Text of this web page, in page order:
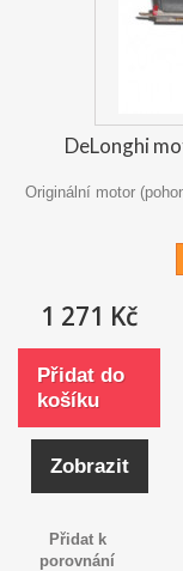
DeLonghi
Originální motor
1 271 Kč
Přidat do
košíku
Zobrazit
Přidat k
porovnání